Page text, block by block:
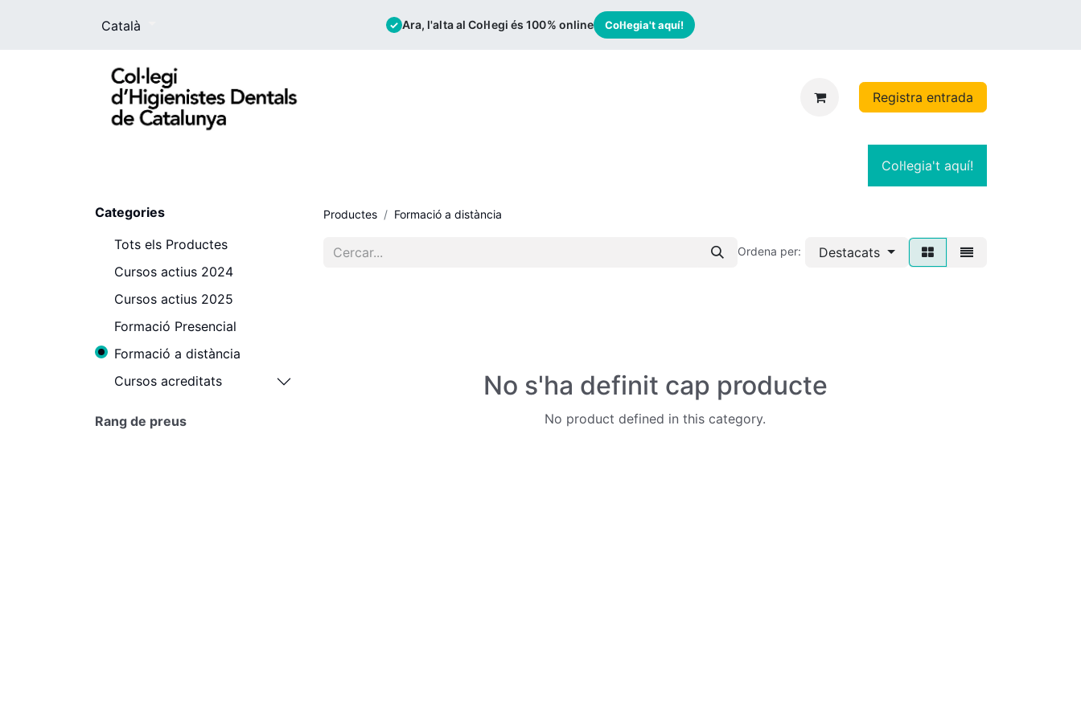
Català ✓ Ara, l'alta al Col·legi és 100% online Col·legia't aquí!
Registra entrada
Col·legia't aquí!
Categories
Tots els Productes
Cursos actius 2024
Cursos actius 2025
Formació Presencial
Formació a distància
Cursos acreditats
Rang de preus
Productes Formació a distància
Ordena per: Destacats
No s'ha definit cap producte
No product defined in this category.